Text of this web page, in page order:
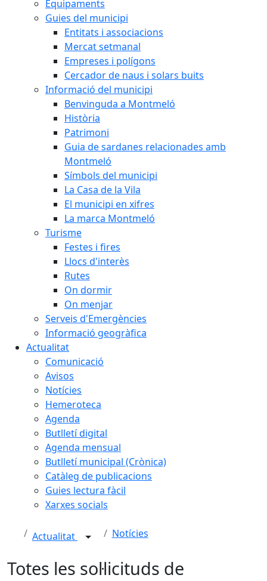
Equipaments
Guies del municipi
Entitats i associacions
Mercat setmanal
Empreses i polígons
Cercador de naus i solars buits
Informació del municipi
Benvinguda a Montmeló
Història
Patrimoni
Guia de sardanes relacionades amb
Montmeló
Símbols del municipi
La Casa de la Vila
El municipi en xifres
La marca Montmeló
Turisme
Festes i fires
Llocs d'interès
Rutes
On dormir
On menjar
Serveis d'Emergències
Informació geogràfica
Actualitat
Comunicació
Avisos
Notícies
Hemeroteca
Agenda
Butlletí digital
Agenda mensual
Butlletí municipal (Crònica)
Catàleg de publicacions
Guies lectura fàcil
Xarxes socials
Actualitat Notícies
Totes les sol·licituds de